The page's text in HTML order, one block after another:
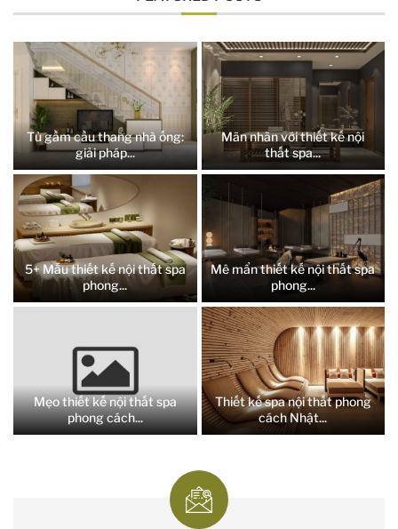
Tủ gầm cầu thang nhà ống:
giải pháp...
Mãn nhãn với thiết kế nội
thất spa...
5+ Mẫu thiết kế nội thất spa
phong...
Mê mẩn thiết kế nội thất spa
phong...
Mẹo thiết kế nội thất spa
phong cách...
Thiết kế spa nội thất phong
cách Nhật...